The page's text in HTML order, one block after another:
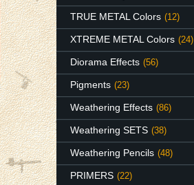
TRUE METAL Colors (12)
XTREME METAL Colors (24)
Diorama Effects (56)
Pigments (23)
Weathering Effects (86)
Weathering SETS (38)
Weathering Pencils (48)
PRIMERS (22)